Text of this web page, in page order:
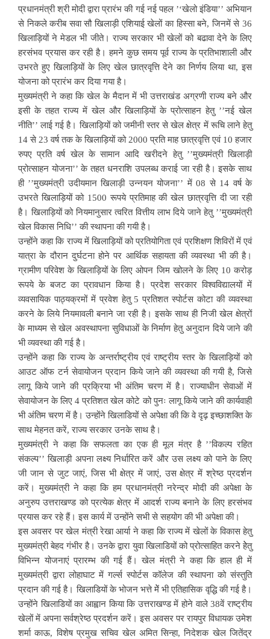
प्रधानमंत्री श्री मोदी द्वारा प्रारंभ की गई नई पहल ’‘खेलो इंडिया’’ अभियान
से निकले करीब सवा सौ खिलाड़ी एशियाई खेलों का हिस्सा बने, जिनमें से 36
खिलाड़ियों ने मेडल भी जीते। राज्य सरकार भी खेलों को बढावा देने के लिए
हरसंभव प्रयास कर रही है। हमने कुछ समय पूर्व राज्य के प्रतिभाशाली और
उभरते हुए खिलाड़ियों के लिए खेल छात्रवृत्ति देने का निर्णय लिया था, इस
योजना को प्रारंभ कर दिया गया है।
मुख्यमंत्री ने कहा कि खेल के मैदान में भी उत्तराखंड अग्रणी राज्य बने और
इसी के तहत राज्य में खेल और खिलाड़ियों के प्रोत्साहन हेतु ’’नई खेल
नीति’’ लाई गई है। खिलाड़ियों को जमीनी स्तर से खेल क्षेत्र में रूचि लाने हेतु
14 से 23 वर्ष तक के खिलाड़ियों को 2000 प्रति माह छात्रवृत्ति एवं 10 हजार
रुपए प्रति वर्ष खेल के सामान आदि खरीदने हेतु ’’मुख्यमंत्री खिलाड़ी
प्रोत्साहन योजना’’ के तहत धनराशि उपलब्ध कराई जा रही है। इसके साथ
ही ’’मुख्यमंत्री उदीयमान खिलाड़ी उन्नयन योजना’’ में 08 से 14 वर्ष के
उभरते खिलाड़ियों को 1500 रूपये प्रतिमाह की खेल छात्रवृत्ति दी जा रही
है। खिलाड़ियों को नियमानुसार त्वरित वित्तीय लाभ दिये जाने हेतु ’’मुख्यमंत्री
खेल विकास निधि’’ की स्थापना की गयी है।
उन्होंने कहा कि राज्य में खिलाड़ियों को प्रतियोगिता एवं प्रशिक्षण शिविरों में एवं
यात्रा के दौरान दुर्घटना होने पर आर्थिक सहायता की व्यवस्था भी की है।
ग्रामीण परिवेश के खिलाड़ियों के लिए ओपन जिम खोलने के लिए 10 करोड़
रूपये के बजट का प्रावधान किया है। प्रदेश सरकार विश्वविद्यालयों में
व्यवसायिक पाठ्यक्रमों में प्रवेश हेतु 5 प्रतिशत स्पोर्टस कोटा की व्यवस्था
करने के लिये नियमावली बनाने जा रही है। इसके साथ ही निजी खेल क्षेत्रों
के माध्यम से खेल अवस्थापना सुविधाओं के निर्माण हेतु अनुदान दिये जाने की
भी व्यवस्था की गई है।
उन्होंने कहा कि राज्य के अन्तर्राष्ट्रीय एवं राष्ट्रीय स्तर के खिलाड़ियों को
आउट ऑफ टर्न सेवायोजन प्रदान किये जाने की व्यवस्था की गयी है, जिसे
लागू किये जाने की प्रक्रिया भी अंतिम चरण में है। राज्याधीन सेवाओं में
सेवायोजन के लिए 4 प्रतिशत खेल कोटे को पुनः लागू किये जाने की कार्यवाही
भी अंतिम चरण में है। उन्होंने खिलाडियों से अपेक्षा की कि वे दृढ़ इच्छाशक्ति के
साथ मेहनत करें, राज्य सरकार उनके साथ है।
मुख्यमंत्री ने कहा कि सफलता का एक ही मूल मंत्र है ’’विकल्प रहित
संकल्प’’ खिलाड़ी अपना लक्ष्य निर्धारित करें और उस लक्ष्य को पाने के लिए
जी जान से जुट जाएं, जिस भी क्षेत्र में जाएं, उस क्षेत्र में श्रेष्ठ प्रदर्शन
करें। मुख्यमंत्री ने कहा कि हम प्रधानमंत्री नरेन्द्र मोदी की अपेक्षा के
अनुरुप उत्तराखण्ड को प्रत्येक क्षेत्र में आदर्श राज्य बनाने के लिए हरसंभव
प्रयास कर रहे हैं। इस कार्य में उन्होंने सभी से सहयोग की भी अपेक्षा की।
इस अवसर पर खेल मंत्री रेखा आर्या ने कहा कि राज्य में खेलों के विकास हेतु
मुख्यमंत्री बेहद गंभीर है। उनके द्वारा युवा खिलाडियों को प्रोत्साहित करने हेेतु
विभिन्न योजनाएं प्रारम्भ की गई हैं। खेल मंत्री ने कहा कि हाल ही में
मुख्यमंत्री द्वारा लोहाघाट में गर्ल्स स्पोर्टस कॉलेज की स्थापना को संस्तुति
प्रदान की गई है। खिलाडियों के भोजन भत्ते मेें भी एतिहासिक वृद्धि की गई है।
उन्होंने खिलाडियों का आह्वान किया कि उत्तराखण्ड में होने वाले 38वें राष्ट्रीय
खेलों में अपना सर्वश्रेष्ठ प्रदर्शन करें। इस अवसर पर रायपुर विधायक उमेश
शर्मा काऊ, विशेष प्रमुख सचिव खेल अमित सिन्हा, निदेशक खेल जितेंद्र